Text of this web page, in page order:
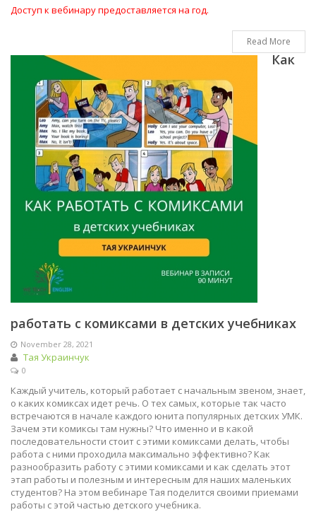
Доступ к вебинару предоставляется на год.
Read More
Как
работать с комиксами в детских учебниках
November 28, 2021
Тая Украинчук
0
Каждый учитель, который работает с начальным звеном, знает,
о каких комиксах идет речь. О тех самых, которые так часто
встречаются в начале каждого юнита популярных детских УМК.
Зачем эти комиксы там нужны? Что именно и в какой
последовательности стоит с этими комиксами делать, чтобы
работа с ними проходила максимально эффективно? Как
разнообразить работу с этими комиксами и как сделать этот
этап работы и полезным и интересным для наших маленьких
студентов? На этом вебинаре Тая поделится своими приемами
работы с этой частью детского учебника.